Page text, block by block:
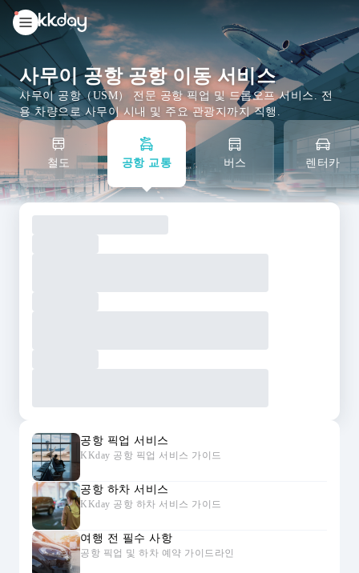
unread
notifications
사무이 공항 공항 이동 서비스
사무이 공항（USM） 전문 공항 픽업 및 드롭오프 서비스. 전
용 차량으로 사무이 시내 및 주요 관광지까지 직행.
철도 공항 교통 버스 렌터카
공항 픽업 서비스
KKday 공항 픽업 서비스 가이드
공항 하차 서비스
KKday 공항 하차 서비스 가이드
여행 전 필수 사항
공항 픽업 및 하차 예약 가이드라인